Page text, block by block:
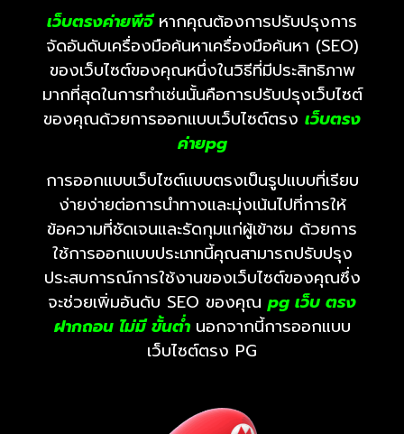
เว็บตรงค่ายพีจีหากคุณต้องการปรับปรุงการ
จัดอันดับเครื่องมือค้นหาเครื่องมือค้นหา (SEO)
ของเว็บไซต์ของคุณหนึ่งในวิธีที่มีประสิทธิภาพ
มากที่สุดในการทำเช่นนั้นคือการปรับปรุงเว็บไซต์
ของคุณด้วยการออกแบบเว็บไซต์ตรง เว็บตรง
ค่ายpg
การออกแบบเว็บไซต์แบบตรงเป็นรูปแบบที่เรียบ
ง่ายง่ายต่อการนำทางและมุ่งเน้นไปที่การให้
ข้อความที่ชัดเจนและรัดกุมแก่ผู้เข้าชม ด้วยการ
ใช้การออกแบบประเภทนี้คุณสามารถปรับปรุง
ประสบการณ์การใช้งานของเว็บไซต์ของคุณซึ่ง
จะช่วยเพิ่มอันดับ SEO ของคุณpg เว็บ ตรง
ฝากถอน ไม่มี ขั้นต่ํา นอกจากนี้การออกแบบ
เว็บไซต์ตรง PG